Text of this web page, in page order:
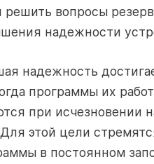
вопросы
надежности
надежность
программы их
при исчезновении
этой цели
в постоянном